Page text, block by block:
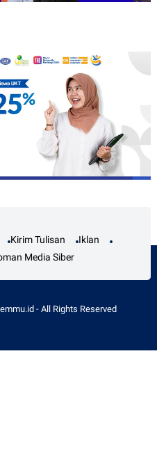
Kirim Tulisan
Iklan
Media Siber
- All Rights Reserved